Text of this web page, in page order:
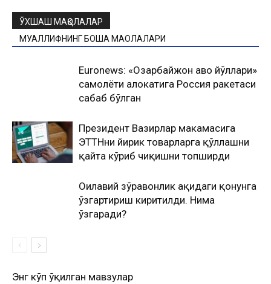
ЎХШАШ МАҚОЛАЛАР
МУАЛЛИФНИНГ БОШҚА МАҚОЛАЛАРИ
Euronews: «Озарбайжон ҳаво йўллари»
самолёти ҳалокатига Россия ракетаcи
сабаб бўлган
Президент Вазирлар маҳкамасига
ЭТТНни йирик товарларга қўллашни
қайта кўриб чиқишни топширди
Оилавий зўравонлик ҳақидаги қонунга
ўзгартириш киритилди. Нима
ўзгаради?
Энг кўп ўқилган мавзулар